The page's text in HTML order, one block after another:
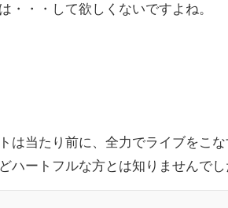
・・・して欲しくないですよね。
は当たり前に、全力でライブをこ
ハートフルな方とは知りませんでし